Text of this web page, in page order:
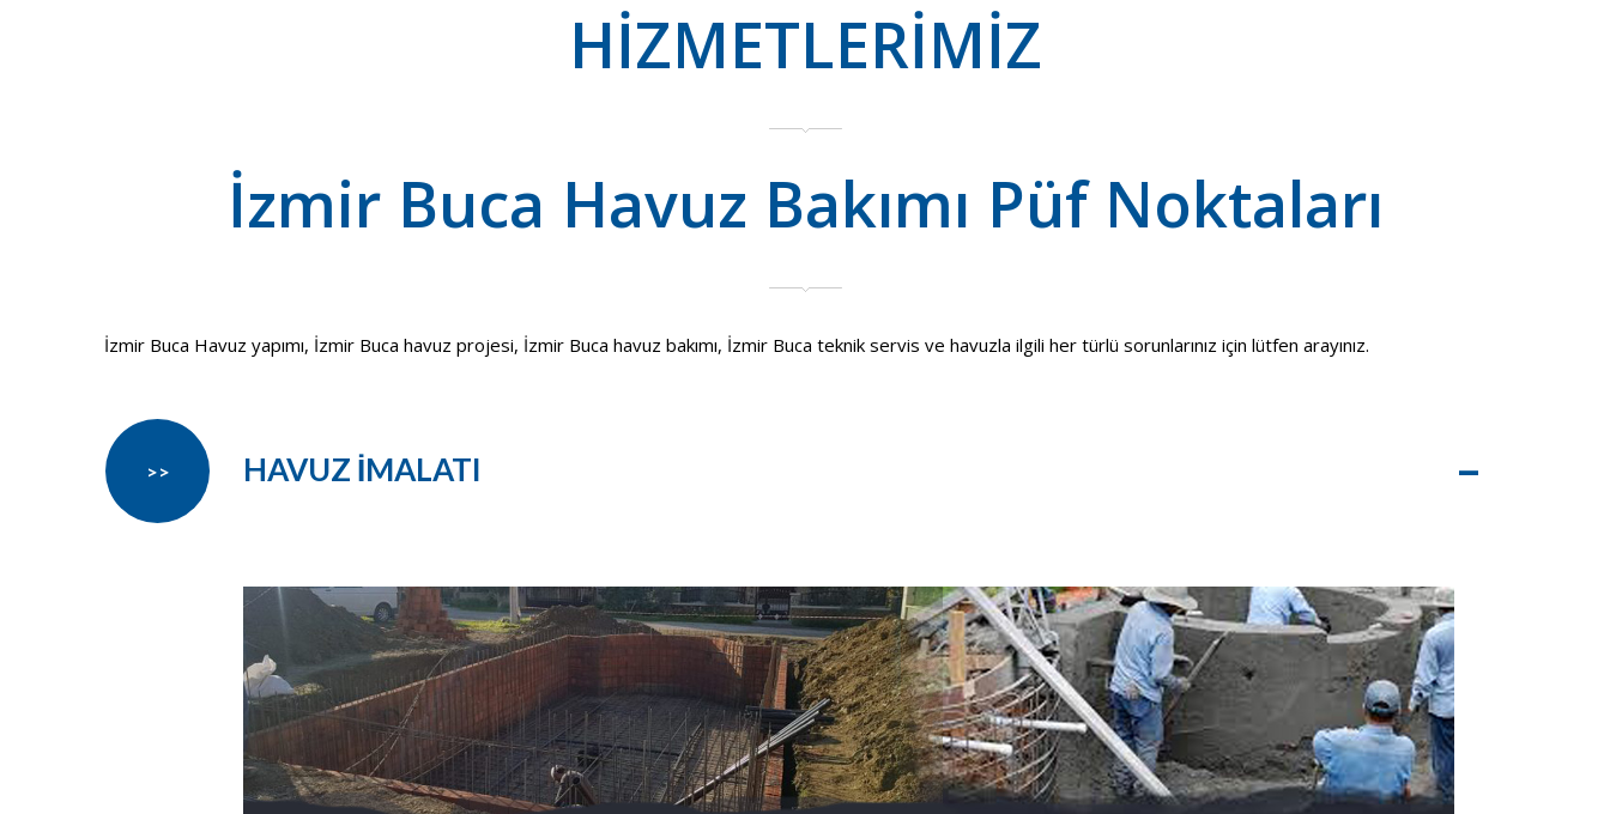
HİZMETLERİMİZ
İzmir Buca Havuz Bakımı Püf Noktaları
İzmir Buca Havuz yapımı, İzmir Buca havuz projesi, İzmir Buca havuz bakımı, İzmir Buca teknik servis ve havuzla ilgili her türlü sorunlarınız için lütfen arayınız.
HAVUZ İMALATI –
>>